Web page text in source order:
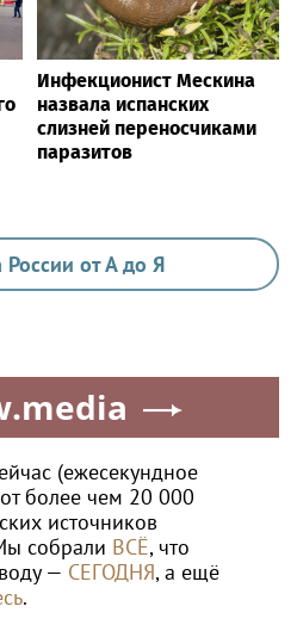
Инфекционист Мескина
назвала испанских
слизней переносчиками
паразитов
России от А до Я
(ежесекундное
более чем 20 000
источников
собрали ВСЁ, что
— СЕГОДНЯ, а ещё
.